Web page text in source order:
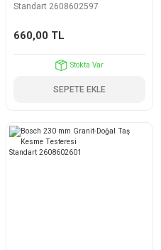
Standart 2608602597
660,00 TL
Stokta Var
SEPETE EKLE